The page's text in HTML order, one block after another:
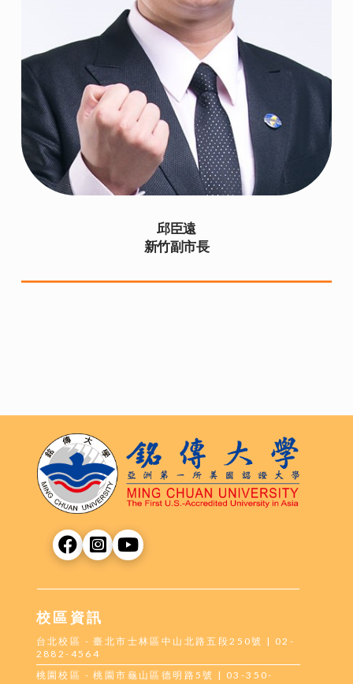
邱臣遠
新竹副市長
校區資訊
台北校區 - 臺北市士林區中山北路五段250號 | 02-
2882-4564
桃園校區 - 桃園市龜山區德明路5號 | 03-350-